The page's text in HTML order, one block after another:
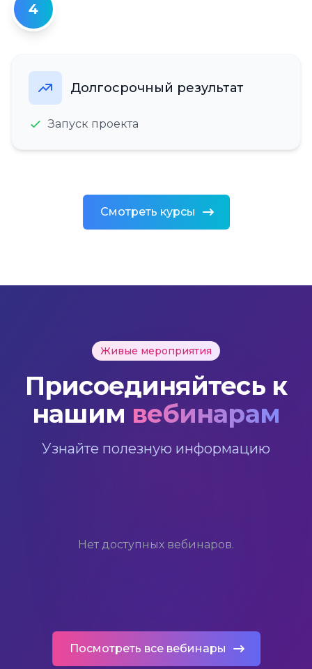
4
Долгосрочный результат
Запуск проекта
Смотреть курсы
Живые мероприятия
Присоединяйтесь к
нашим вебинарам
Узнайте полезную информацию
Нет доступных вебинаров.
Посмотреть все вебинары